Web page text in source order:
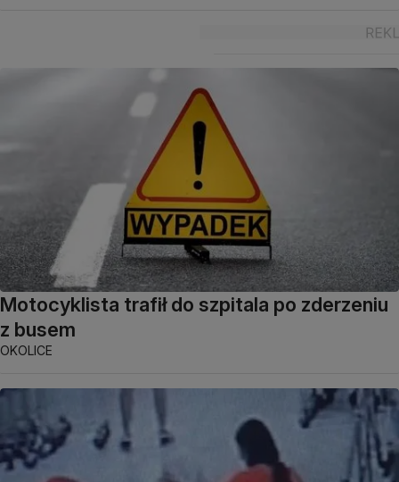
Motocyklista trafił do szpitala po zderzeniu
z busem
OKOLICE